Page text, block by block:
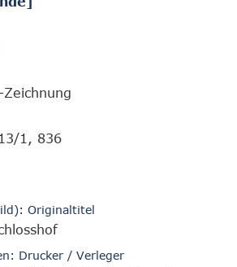
1, 836
Originaltitel
Drucker / Verleger